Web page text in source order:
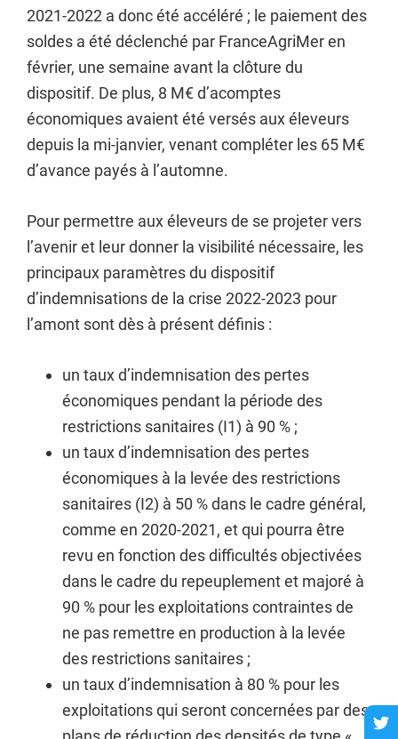
2021-2022 a donc été accéléré ; le paiement des
soldes a été déclenché par FranceAgriMer en
février, une semaine avant la clôture du
dispositif. De plus, 8 M€ d’acomptes
économiques avaient été versés aux éleveurs
depuis la mi-janvier, venant compléter les 65 M€
d’avance payés à l’automne.
Pour permettre aux éleveurs de se projeter vers
l’avenir et leur donner la visibilité nécessaire, les
principaux paramètres du dispositif
d’indemnisations de la crise 2022-2023 pour
l’amont sont dès à présent définis :
un taux d’indemnisation des pertes
économiques pendant la période des
restrictions sanitaires (I1) à 90 % ;
un taux d’indemnisation des pertes
économiques à la levée des restrictions
sanitaires (I2) à 50 % dans le cadre général,
comme en 2020-2021, et qui pourra être
revu en fonction des difficultés objectivées
dans le cadre du repeuplement et majoré à
90 % pour les exploitations contraintes de
ne pas remettre en production à la levée
des restrictions sanitaires ;
un taux d’indemnisation à 80 % pour les
exploitations qui seront concernées par des